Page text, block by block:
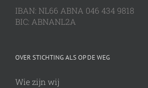
IBAN: NL66 ABNA 046 434 9818
BIC: ABNANL2A
OVER STICHTING ALS OP DE WEG
Wie zijn wij